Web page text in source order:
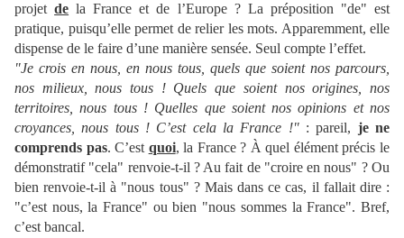
projetde la France et de l’Europe ? La préposition "de" est
pratique, puisqu’elle permet de relier les mots. Apparemment, elle
dispense de le faire d’une manière sensée. Seul compte l’effet.
"Je crois en nous, en nous tous, quels que soient nos parcours,
nos milieux, nous tous ! Quels que soient nos origines, nos
territoires, nous tous ! Quelles que soient nos opinions et nos
croyances, nous tous ! C’est cela la France !": pareil, je ne
comprends pas. C’est quoi, la France ? À quel élément précis le
démonstratif "cela" renvoie-t-il ? Au fait de "croire en nous" ? Ou
bien renvoie-t-il à "nous tous" ? Mais dans ce cas, il fallait dire :
"c’est nous, la France" ou bien "nous sommes la France". Bref,
c’est bancal.